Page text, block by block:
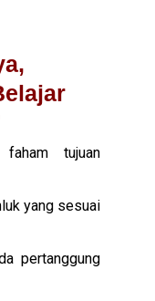
tujuan
yang sesuai
pertanggung